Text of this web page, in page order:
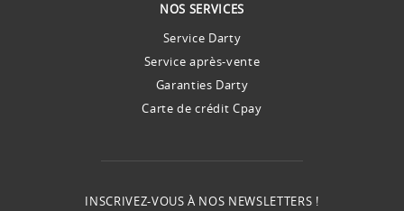
NOS SERVICES
Service Darty
Service après-vente
Garanties Darty
Carte de crédit Cpay
INSCRIVEZ-VOUS À NOS NEWSLETTERS !